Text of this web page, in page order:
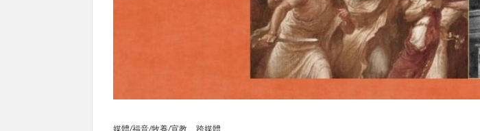
媒體/福音/牧養/宣教 跨媒體